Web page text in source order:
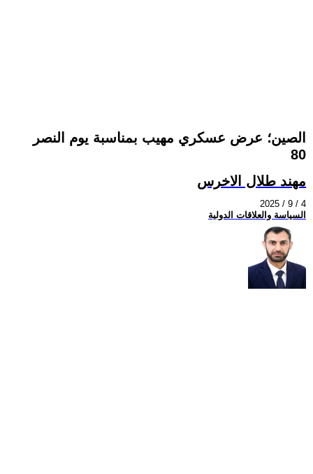
الصين؛ عرض عسكري مهيب بمناسبة يوم النصر
80
مهند طلال الاخرس
2025 / 9 / 4
السياسة والعلاقات الدولية